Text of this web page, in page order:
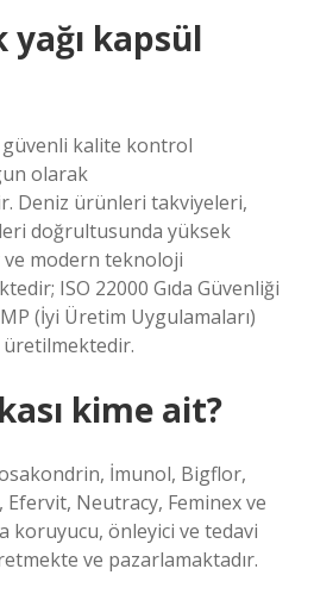
yağı kapsül
kalite kontrol
olarak
Deniz ürünleri takviyeleri,
doğrultusunda yüksek
modern teknoloji
ISO 22000 Gıda Güvenliği
(İyi Üretim Uygulamaları)
üretilmektedir.
kime ait?
İmunol, Bigflor,
Neutracy, Feminex ve
koruyucu, önleyici ve tedavi
ve pazarlamaktadır.